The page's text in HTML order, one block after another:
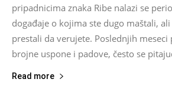
pripadnicima znaka Ribe nalazi se
događaje o kojima ste dugo maštali,
prestali da verujete. Poslednjih
brojne uspone i padove, često se
Read more